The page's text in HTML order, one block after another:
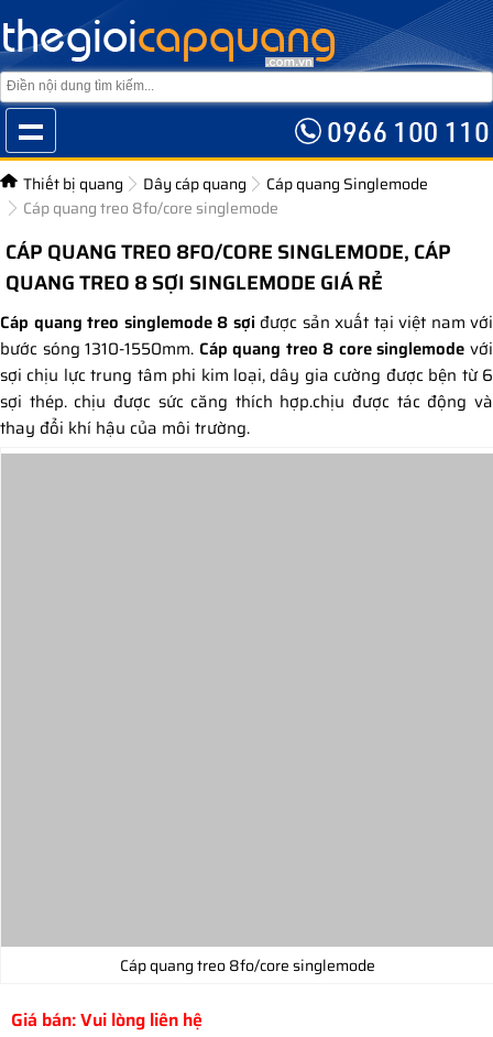
Thiết bị quang Dây cáp quang
Cáp quang Singlemode
Cáp quang treo 8fo/core singlemode
CÁP QUANG TREO 8FO/CORE SINGLEMODE, CÁP
QUANG TREO 8 SỢI SINGLEMODE GIÁ RẺ
Cáp quang treo singlemode 8 sợi được sản xuất tại việt nam với
bước sóng 1310-1550mm. Cáp quang treo 8 core singlemode với
sợi chịu lực trung tâm phi kim loại, dây gia cường được bện từ 6
sợi thép. chịu được sức căng thích hợp.chịu được tác động và
thay đổi khí hậu của môi trường.
Cáp quang treo 8fo/core singlemode
Giá bán: Vui lòng liên hệ